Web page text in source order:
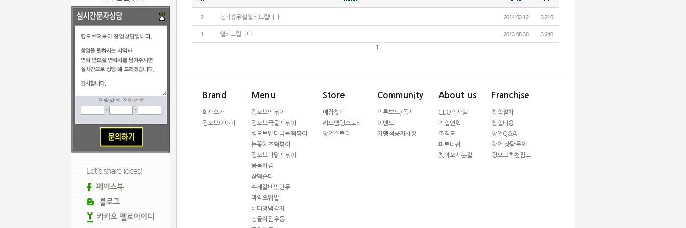
연락받을 전화번호
-
-
2 정기휴무일 알려드립니다 2014.03.12 3,210
1 알려드립니다. 2013.08.30 3,240
1
Brand
회사소개
킹오브이야기
Menu
킹오브떡볶이
킹오브국물떡볶이
킹오브맵다국물떡볶이
눈꽃치즈떡볶이
킹오브파닭떡볶이
쿵쿵튀김
찰떡순대
수제갈비맛만두
마약오튀밥
버터양념감자
정글튀김우동
Store
매장찾기
리모델링스토리
창업스토리
Community
언론보도/공시
이벤트
가맹점공지사항
About us
CEO인사말
기업연혁
조직도
파트너쉽
찾아오시는길
Franchise
창업절차
창업비용
창업Q&A
창업 상담문의
킹오브추천점포